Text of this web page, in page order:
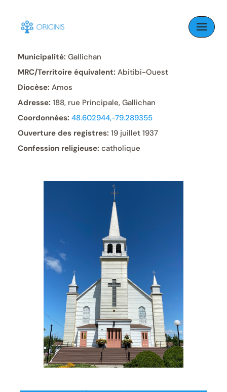
Skip
content
Municipalité: Gallichan
MRC/Territoire équivalent: Abitibi-Ouest
Diocèse: Amos
Adresse: 188, rue Principale, Gallichan
Coordonnées: 48.602944,-79.289355
Ouverture des registres: 19 juillet 1937
Confession religieuse: catholique